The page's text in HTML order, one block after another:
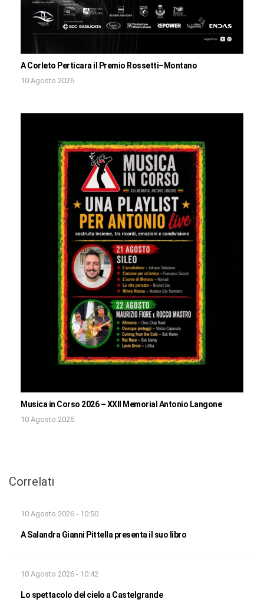
A Corleto Perticara il Premio Rossetti–Montano
10 Agosto 2026
Musica in Corso 2026 – XXII Memorial Antonio Langone
10 Agosto 2026
Correlati
10 Agosto 2026 - 10:50
A Salandra Gianni Pittella presenta il suo libro
10 Agosto 2026 - 10:42
Lo spettacolo del cielo a Castelgrande